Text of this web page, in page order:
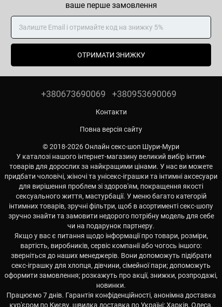
ваше перше замовлення
ОТРИМАТИ ЗНИЖКУ
+380673690069 +380953690069
Контакти
Повна версія сайту
© 2018-2026 Онлайн секс-шоп Шури-Мури
У каталозі нашого інтернет-магазину великий вибір інтим-
товарів для дорослих за найкращими цінами. У нас ви можете
придбати чоловічі, жіночі та унісекс-іграшки та інтимні аксесуари
для вирішення проблем зі здоров'ям, покращення якості
сексуального життя, мастурбації. У меню багато категорій
інтимних товарів, зручні фільтри, щоб в асортименті секс-шопу
зручно знайти та замовити недорого потрібну модель для себе
чи на подарунок партнеру.
Якщо у вас є питання щодо інформації про товари, розміри,
вартість, виробників, сервіс компанії або чогось іншого:
зверніться до наших менеджерів. Вони допоможуть підібрати
секс-іграшку для хлопця, дівчини, сімейної пари; допоможуть
оформити замовлення; розкажуть про акції, знижки, розпродажі,
новинки.
Працюємо 7 днів. Гарантія конфіденційності, анонімна доставка
кур'єром по Києву, швидка доставка по Україні: Харків, Одеса,